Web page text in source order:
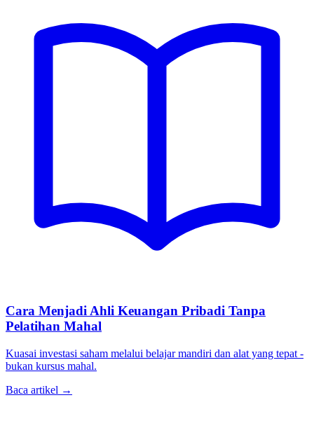
Cara Menjadi Ahli Keuangan Pribadi Tanpa
Pelatihan Mahal
Kuasai investasi saham melalui belajar mandiri dan alat yang tepat -
bukan kursus mahal.
Baca artikel →